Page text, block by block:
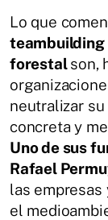
Lo que
teambuilding
forestalson,
neutralizar
concreta y
Uno de sus
Rafael
las
el